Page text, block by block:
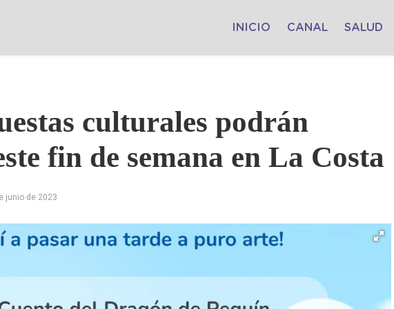
INICIO CANAL SALUD
culturales podrán
fin de semana en La Costa
junio de 2023